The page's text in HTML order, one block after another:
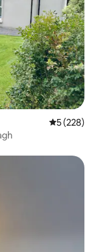
Évaluation
5 (228)